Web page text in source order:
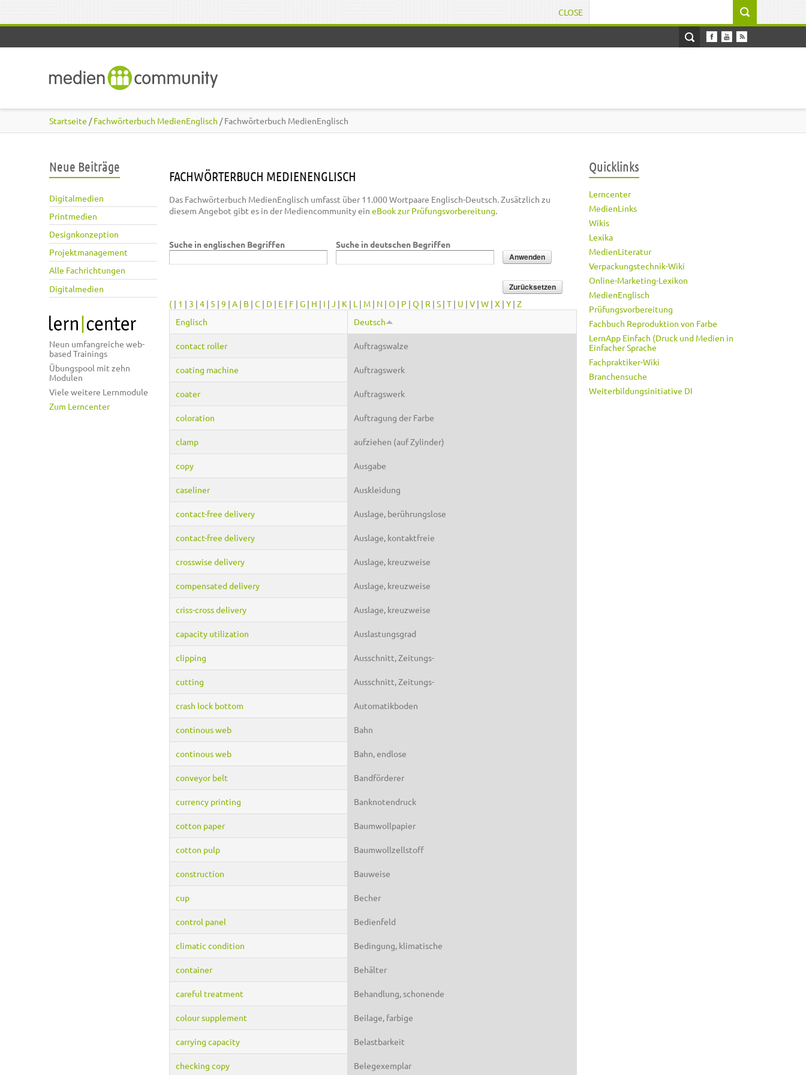
CLOSE
Startseite /Fachwörterbuch MedienEnglisch / Fachwörterbuch MedienEnglisch
Neue Beiträge
Digitalmedien
Printmedien
Designkonzeption
Projektmanagement
Alle Fachrichtungen
Digitalmedien
Neun umfangreiche web-
based Trainings
Übungspool mit zehn
Modulen
Viele weitere Lernmodule
Zum Lerncenter
FACHWÖRTERBUCH MEDIENENGLISCH
Das Fachwörterbuch MedienEnglisch umfasst über 11.000 Wortpaare Englisch-Deutsch. Zusätzlich zu
diesem Angebot gibt es in der Mediencommunity ein eBook zur Prüfungsvorbereitung.
Suche in englischen Begriffen Suche in deutschen Begriffen
( | 1 | 3 | 4 | 5 | 9 | A | B | C | D | E | F | G | H | I | J | K | L | M | N | O | P | Q | R | S | T | U | V | W | X | Y | Z
Englisch
Deutsch
contact roller Auftragswalze
coating machine Auftragswerk
coater Auftragswerk
coloration Auftragung der Farbe
clamp aufziehen (auf Zylinder)
copy Ausgabe
caseliner Auskleidung
contact-free delivery Auslage, berührungslose
contact-free delivery Auslage, kontaktfreie
crosswise delivery Auslage, kreuzweise
compensated delivery Auslage, kreuzweise
criss-cross delivery Auslage, kreuzweise
capacity utilization Auslastungsgrad
clipping Ausschnitt, Zeitungs-
cutting Ausschnitt, Zeitungs-
crash lock bottom Automatikboden
continous web Bahn
continous web Bahn, endlose
conveyor belt Bandförderer
currency printing Banknotendruck
cotton paper Baumwollpapier
cotton pulp Baumwollzellstoff
construction Bauweise
cup Becher
control panel Bedienfeld
climatic condition Bedingung, klimatische
container Behälter
careful treatment Behandlung, schonende
colour supplement Beilage, farbige
carrying capacity Belastbarkeit
checking copy Belegexemplar
Quicklinks
Lerncenter
MedienLinks
Wikis
Lexika
MedienLiteratur
Verpackungstechnik-Wiki
Online-Marketing-Lexikon
MedienEnglisch
Prüfungsvorbereitung
Fachbuch Reproduktion von Farbe
LernApp Einfach (Druck und Medien in
Einfacher Sprache
Fachpraktiker-Wiki
Branchensuche
Weiterbildungsinitiative DI